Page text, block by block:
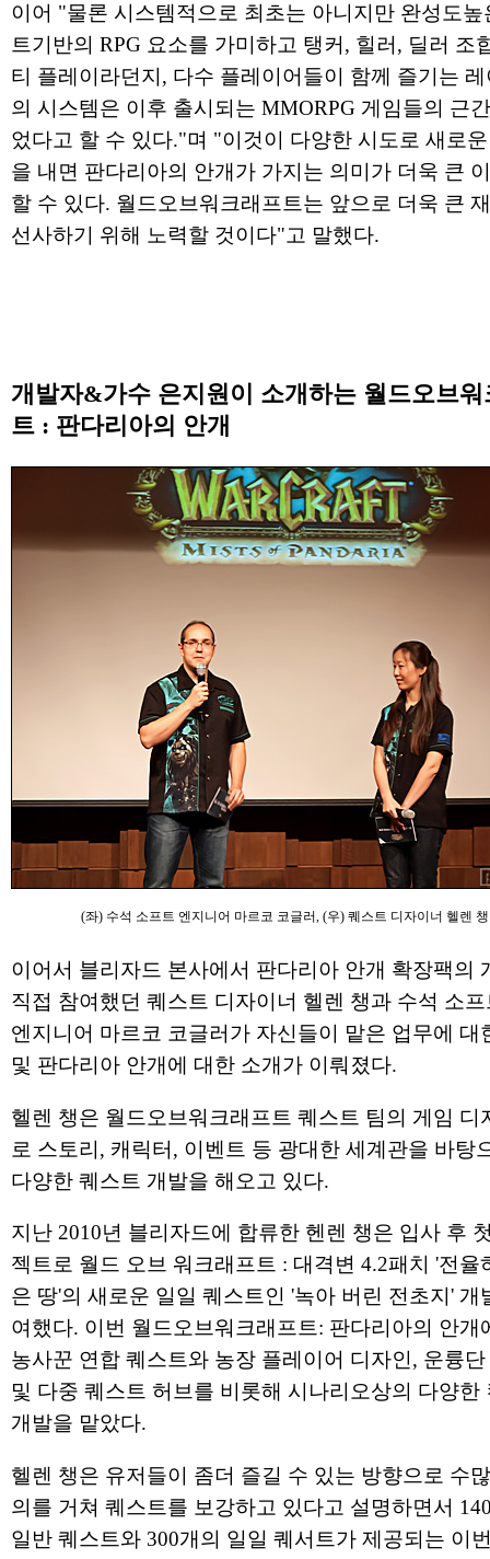
이어 "물론 시스템적으로 최초는 아니지만 완성도높
트기반의 RPG 요소를 가미하고 탱커, 힐러, 딜러 조
티 플레이라던지, 다수 플레이어들이 함께 즐기는
의 시스템은 이후 출시되는 MMORPG 게임들의 근
었다고 할 수 있다."며 "이것이 다양한 시도로 새로
을 내면 판다리아의 안개가 가지는 의미가 더욱 큰
할 수 있다. 월드오브워크래프트는 앞으로 더욱 큰
선사하기 위해 노력할 것이다"고 말했다.
개발자&가수 은지원이 소개하는 월드오브워
트 : 판다리아의 안개
(좌) 수석 소프트 엔지니어 마르코 코글러, (우) 퀘스트 디자이너 헬렌 챙
이어서 블리자드 본사에서 판다리아 안개 확장팩의
직접 참여했던 퀘스트 디자이너 헬렌 챙과 수석 소
엔지니어 마르코 코글러가 자신들이 맡은 업무에 대
및 판다리아 안개에 대한 소개가 이뤄졌다.
헬렌 챙은 월드오브워크래프트 퀘스트 팀의 게임 디
로 스토리, 캐릭터, 이벤트 등 광대한 세계관을 바탕
다양한 퀘스트 개발을 해오고 있다.
지난 2010년 블리자드에 합류한 헨렌 챙은 입사 후
젝트로 월드 오브 워크래프트 : 대격변 4.2패치 '전율
은 땅'의 새로운 일일 퀘스트인 '녹아 버린 전초지' 개
여했다. 이번 월드오브워크래프트: 판다리아의 안개
농사꾼 연합 퀘스트와 농장 플레이어 디자인, 운륭
및 다중 퀘스트 허브를 비롯해 시나리오상의 다양한
개발을 맡았다.
헬렌 챙은 유저들이 좀더 즐길 수 있는 방향으로 수
의를 거쳐 퀘스트를 보강하고 있다고 설명하면서
일반 퀘스트와 300개의 일일 퀘서트가 제공되는 이